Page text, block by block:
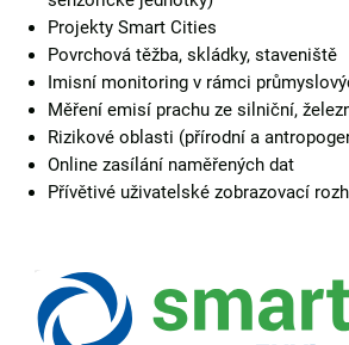
Projekty Smart Cities
Povrchová těžba, skládky, staveniště
Imisní monitoring v rámci
Měření emisí prachu ze silniční,
Rizikové oblasti (přírodní a
Online zasílání naměřených dat
Přívětivé uživatelské zobrazovací